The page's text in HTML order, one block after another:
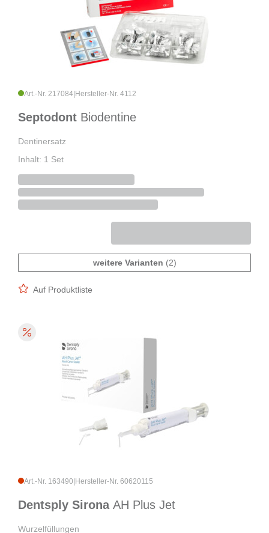
Art.-Nr. 217084 Hersteller-Nr. 4112
Septodont Biodentine
Dentinersatz
Inhalt: 1 Set
weitere Varianten (2)
Auf Produktliste
Art.-Nr. 163490 Hersteller-Nr. 60620115
Dentsply Sirona AH Plus Jet
Wurzelfüllungen